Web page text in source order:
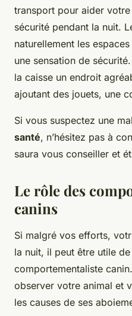
transport pour aider
sécurité pendant la nuit.
naturellement les
une sensation de
la caisse un endroit
ajoutant des jouets, une
Si vous suspectez une
santé, n’hésitez pas à
saura vous conseiller et
Le rôle des
canins
Si malgré vos efforts,
la nuit, il peut être utile
comportementaliste
observer votre animal et
les causes de ses